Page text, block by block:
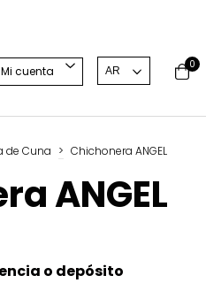
Mi cuenta 0
de Cuna > Chichonera ANGEL
ANGEL
o depósito